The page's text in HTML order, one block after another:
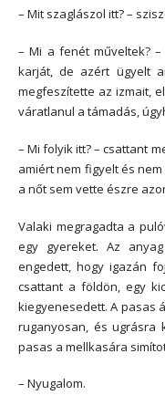
– Mit szaglászol itt? –
– Mi a fenét műveltek?
karját, de azért ügyelt
megfeszítette az izmait,
váratlanul a támadás,
– Mi folyik itt? – csattant
amiért nem figyelt és
a nőt sem vette észre
Valaki megragadta a
egy gyereket. Az
engedett, hogy igazán
csattant a földön, egy
kiegyenesedett. A pasas
ruganyosan, és ugrásra
pasas a mellkasára
– Nyugalom.